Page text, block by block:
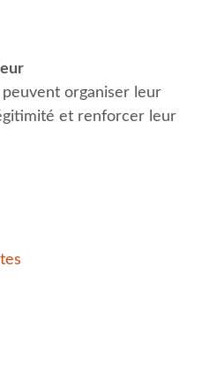
organiser leur
et renforcer leur